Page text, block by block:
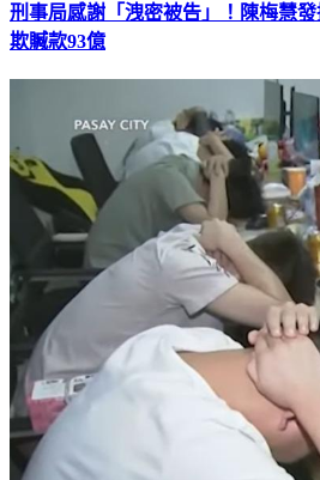
刑事局感謝「洩密被告」！陳梅慧
欺贓款93億